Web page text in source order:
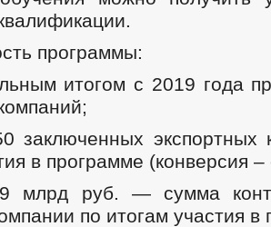
программы:
итогом с 2019 года
заключенных экспортных
в программе (конверсия
руб. — сумма
по итогам участия в